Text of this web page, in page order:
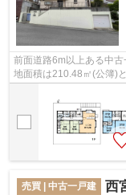
前面道路6m以上ある中
地面積は210.48㎡(公簿)
世帯でも住むことができ
売買 | 中古一戸建 西